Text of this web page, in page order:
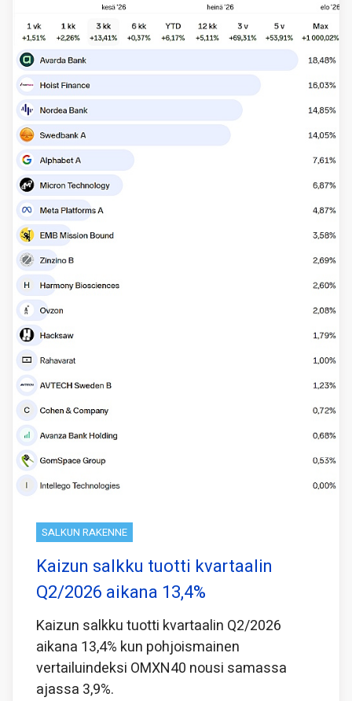
SALKUN RAKENNE
Kaizun salkku tuotti kvartaalin
Q2/2026 aikana 13,4%
Kaizun salkku tuotti kvartaalin Q2/2026
aikana 13,4% kun pohjoismainen
vertailuindeksi OMXN40 nousi samassa
ajassa 3,9%.